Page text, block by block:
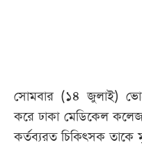
পেপার
সোমবার (১৪ জুলাই)
করে ঢাকা মেডিকেল
কর্তব্যরত চিকিৎসক তাকে